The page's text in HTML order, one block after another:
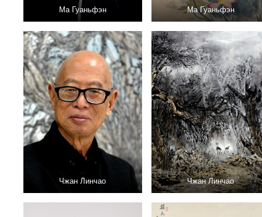
Ма Гуаньфэн Ма Гуаньфэн
Чжан Линчао Чжан Линчао